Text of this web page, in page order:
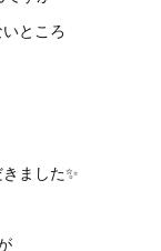
ところ
ました✨